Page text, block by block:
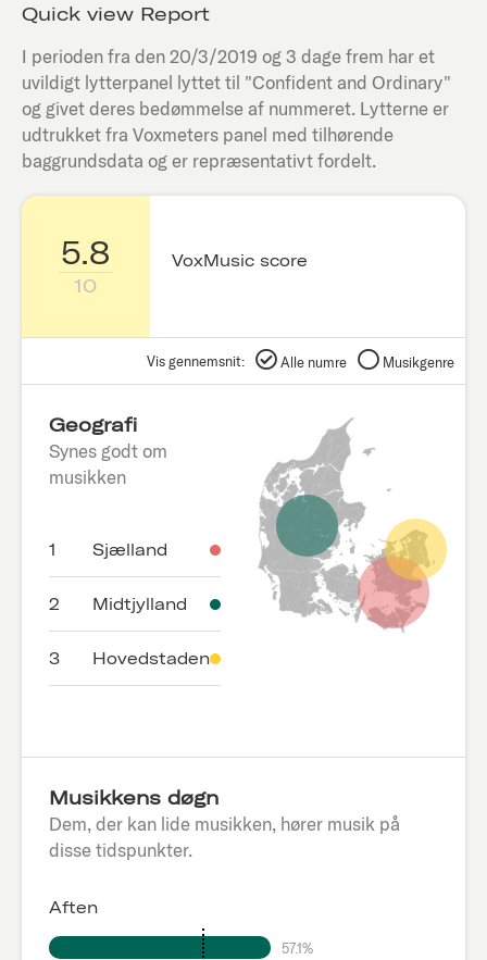
Quick view Report
I perioden fra den20/3/2019 og 3 dage frem har et
uvildigt lytterpanel lyttet til "Confident and Ordinary"
og givet deres bedømmelse af nummeret. Lytterne er
udtrukket fra Voxmeters panel med tilhørende
baggrundsdata og er repræsentativt fordelt.
5.8
10
VoxMusic score
Vis gennemsnit: Alle numre Musikgenre
Geografi
Synes godt om
musikken
1 Sjælland
2 Midtjylland
3 Hovedstaden
Musikkens døgn
Dem, der kan lide musikken, hører musik på
disse tidspunkter.
Aften
57.1%